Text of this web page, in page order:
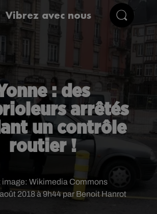
Vibrez avec nous
: des
arrêtés
un contrôle
routier !
2018 à 9h44 par Benoit Hanrot
image: Wikimedia Commons